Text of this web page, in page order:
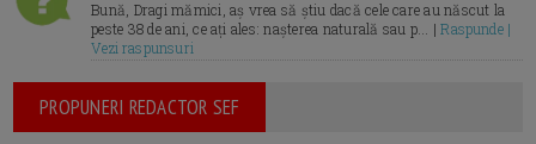
Bună, Dragi mămici, aș vrea să știu dacă cele care au născut la
peste 38 de ani, ce ați ales: nașterea naturală sau p... |Raspunde |
Vezi raspunsuri
PROPUNERI REDACTOR SEF